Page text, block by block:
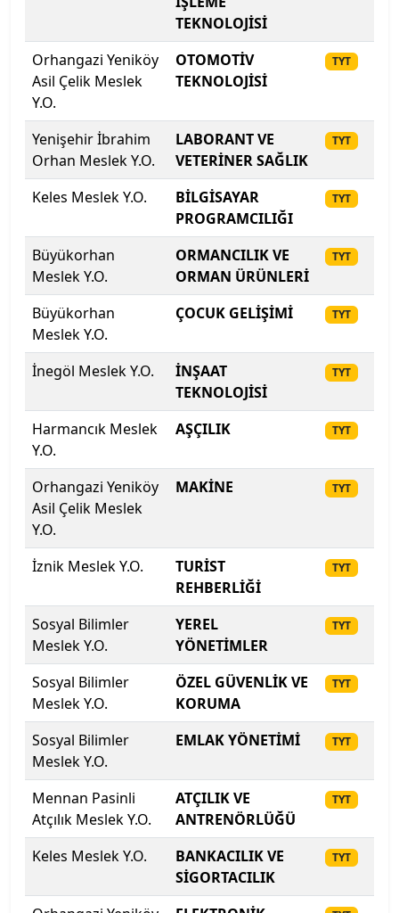
Kastamonu Üniversitesi
Kayseri Üniversitesi
Kıbrıs Amerikan Üniversitesi
Kıbrıs Amerikan Üniversitesi
Kıbrıs Aydın Üniversitesi
Kıbrıs Batı Üniversitesi
Kıbrıs Sağlık ve Toplum Bilimleri Üniversitesi
Kırıkkale Üniversitesi
Kırklareli Üniversitesi
Kırşehir Ahi Evran Üniversitesi
Kilis 7 Aralık Üniversitesi
Kocaeli Sağlık ve Teknoloji Üniversitesi
Kocaeli Üniversitesi
Koç Üniversitesi
Konya Gıda ve Tarım Üniversitesi
Konya Teknik Üniversitesi
KTO Karatay Üniversitesi
Kütahya Dumlupınar Üniversitesi
Kütahya Sağlık Bilimleri Üniversitesi
TEKNOLOJİSİ
Orhangazi Yeniköy
Asil Çelik Meslek
Y.O.
OTOMOTİV
TEKNOLOJİSİ
TYT
Yenişehir İbrahim
Orhan Meslek Y.O.
LABORANT VE
VETERİNER SAĞLIK
TYT
Keles Meslek Y.O.
BİLGİSAYAR
PROGRAMCILIĞI
TYT
Büyükorhan
Meslek Y.O.
ORMANCILIK VE
ORMAN ÜRÜNLERİ
TYT
Büyükorhan
Meslek Y.O.
ÇOCUK GELİŞİMİ TYT
İnegöl Meslek Y.O.
İNŞAAT
TEKNOLOJİSİ
TYT
Harmancık Meslek
Y.O.
AŞÇILIK TYT
Orhangazi Yeniköy
Asil Çelik Meslek
Y.O.
MAKİNE TYT
İznik Meslek Y.O.
TURİST
REHBERLİĞİ
TYT
Sosyal Bilimler
Meslek Y.O.
YEREL
YÖNETİMLER
TYT
Sosyal Bilimler
Meslek Y.O.
ÖZEL GÜVENLİK VE
KORUMA
TYT
Sosyal Bilimler
Meslek Y.O.
EMLAK YÖNETİMİ TYT
Mennan Pasinli
Atçılık Meslek Y.O.
ATÇILIK VE
ANTRENÖRLÜĞÜ
TYT
Keles Meslek Y.O.
BANKACILIK VE
SİGORTACILIK
TYT